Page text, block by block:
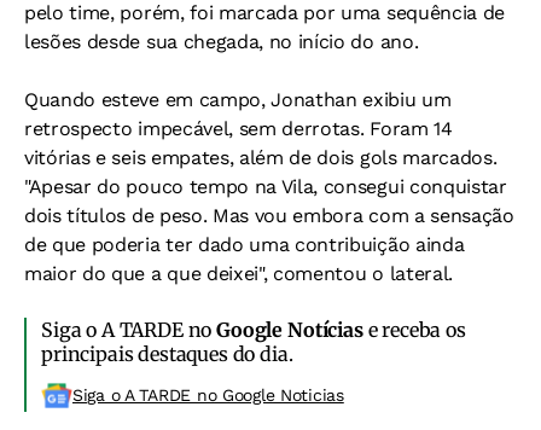
pelo time, porém, foi marcada por uma sequência de
lesões desde sua chegada, no início do ano.
Quando esteve em campo, Jonathan exibiu um
retrospecto impecável, sem derrotas. Foram 14
vitórias e seis empates, além de dois gols marcados.
"Apesar do pouco tempo na Vila, consegui conquistar
dois títulos de peso. Mas vou embora com a sensação
de que poderia ter dado uma contribuição ainda
maior do que a que deixei", comentou o lateral.
Siga o A TARDE noGoogle Notíciase receba os
principais destaques do dia.
Siga o A TARDE no Google Noticias